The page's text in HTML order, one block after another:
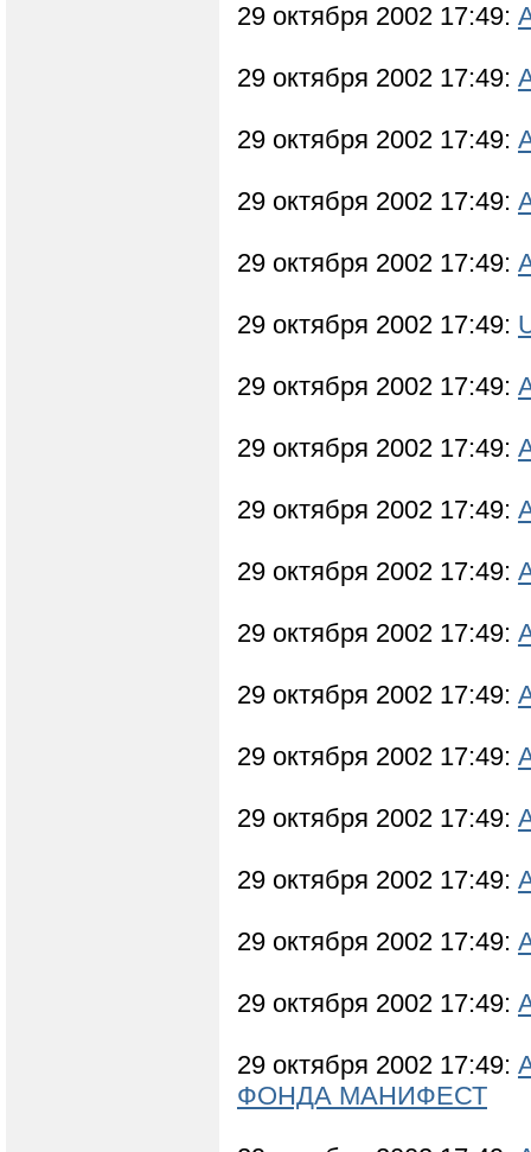
29 октября 2002 17:49:
29 октября 2002 17:49:
29 октября 2002 17:49:
29 октября 2002 17:49:
29 октября 2002 17:49:
29 октября 2002 17:49:
29 октября 2002 17:49:
29 октября 2002 17:49:
29 октября 2002 17:49:
29 октября 2002 17:49:
29 октября 2002 17:49:
29 октября 2002 17:49:
29 октября 2002 17:49:
29 октября 2002 17:49:
29 октября 2002 17:49:
29 октября 2002 17:49:
29 октября 2002 17:49:
29 октября 2002 17:49:
ФОНДА МАНИФЕСТ